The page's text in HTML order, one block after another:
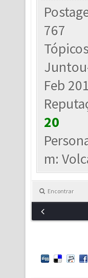
767
Feb
20
m:
Encontrar